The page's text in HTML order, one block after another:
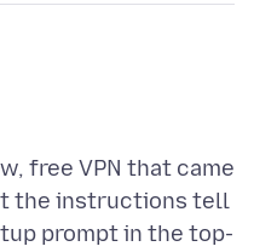
free VPN that came
the instructions tell
prompt in the top-